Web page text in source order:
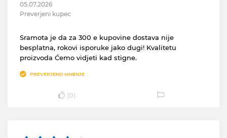
05.07.2026
Preverjeni kupec
Sramota je da za 300 e kupovine dostava nije
besplatna, rokovi isporuke jako dugi! Kvalitetu
proizvoda Ćemo vidjeti kad stigne.
PREVERJENO MNENJE
(0)